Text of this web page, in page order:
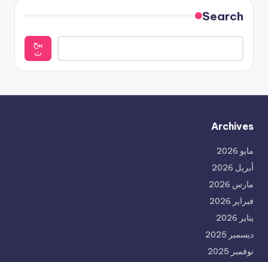
Search
يبح
ث
Archives
مايو 2026
أبريل 2026
مارس 2026
فبراير 2026
يناير 2026
ديسمبر 2025
نوفمبر 2025